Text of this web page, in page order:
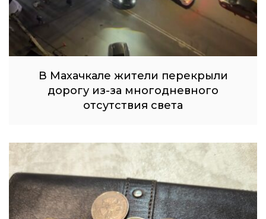
В Махачкале жители перекрыли
дорогу из-за многодневного
отсутствия света